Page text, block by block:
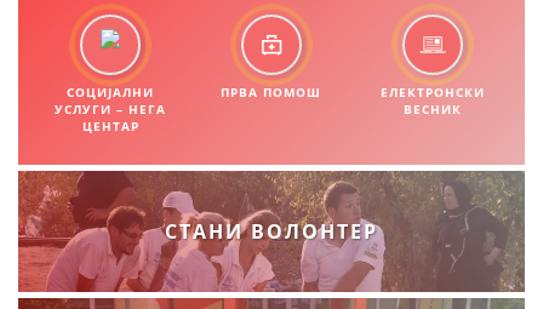
ПРВА ПОМОШ
КРВОДАРИТЕЛСТВО
МЕНАЏМЕНТ НА ВОЛОНТЕРИ
ЗА НАС
СОЦИЈАЛНИ
УСЛУГИ – НЕГА
ЦЕНТАР
ПРВА ПОМОШ
ЕЛЕКТРОНСКИ
ВЕСНИК
СТАНИ ВОЛОНТЕР